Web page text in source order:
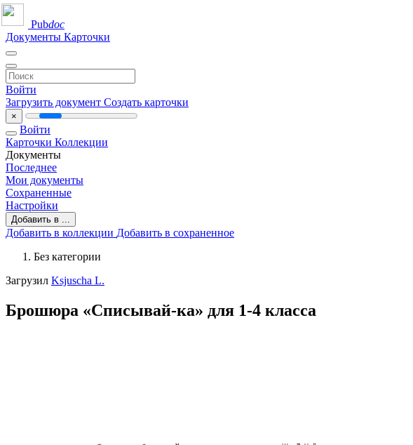
Pubdoc
Документы Карточки
Войти
Загрузить документ Создать карточки
×
Войти
Карточки Коллекции
Документы
Последнее
Мои документы
Сохраненные
Настройки
Добавить в ...
Добавить в коллекции Добавить в сохраненное
Без категории
Загрузил Ksjuscha L.
Брошюра «Списывай-ка» для 1-4 класса